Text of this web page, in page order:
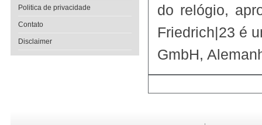
do relógio,
Friedrich|23 é
GmbH,
Politica de privacidade
Contato
Disclaimer